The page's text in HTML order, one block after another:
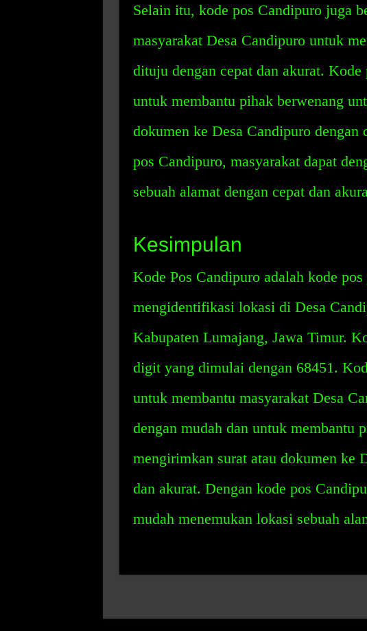
Selain itu, kode pos Candipuro juga
masyarakat Desa Candipuro untuk
dituju dengan cepat dan akurat.
untuk membantu pihak berwenang
dokumen ke Desa Candipuro dengan
pos Candipuro, masyarakat dapat
sebuah alamat dengan cepat dan
Kesimpulan
Kode Pos Candipuro adalah kode
mengidentifikasi lokasi di Desa
Kabupaten Lumajang, Jawa Timur.
digit yang dimulai dengan 68451.
untuk membantu masyarakat Desa
dengan mudah dan untuk membantu
mengirimkan surat atau dokumen ke
dan akurat. Dengan kode pos
mudah menemukan lokasi sebuah